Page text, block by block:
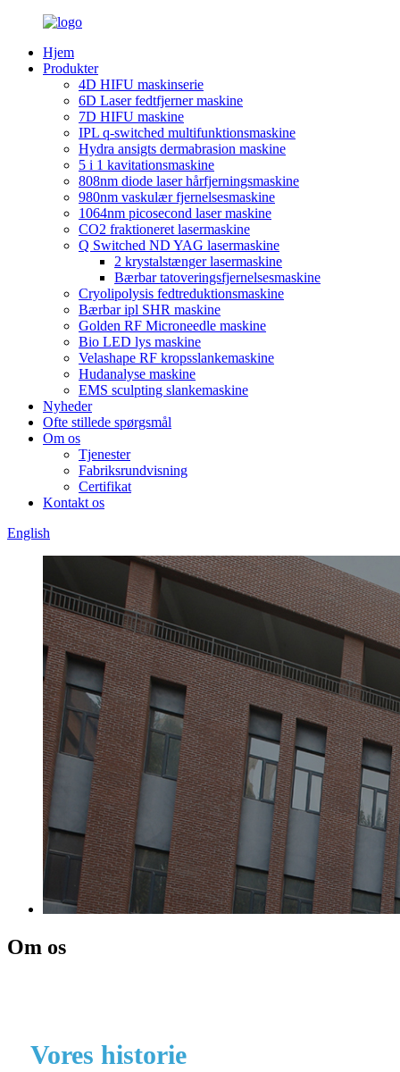
Hjem
Produkter
4D HIFU maskinserie
6D Laser fedtfjerner maskine
7D HIFU maskine
IPL q-switched multifunktionsmaskine
Hydra ansigts dermabrasion maskine
5 i 1 kavitationsmaskine
808nm diode laser hårfjerningsmaskine
980nm vaskulær fjernelsesmaskine
1064nm picosecond laser maskine
CO2 fraktioneret lasermaskine
Q Switched ND YAG lasermaskine
2 krystalstænger lasermaskine
Bærbar tatoveringsfjernelsesmaskine
Cryolipolysis fedtreduktionsmaskine
Bærbar ipl SHR maskine
Golden RF Microneedle maskine
Bio LED lys maskine
Velashape RF kropsslankemaskine
Hudanalyse maskine
EMS sculpting slankemaskine
Nyheder
Ofte stillede spørgsmål
Om os
Tjenester
Fabriksrundvisning
Certifikat
Kontakt os
English
Om os
Vores historie